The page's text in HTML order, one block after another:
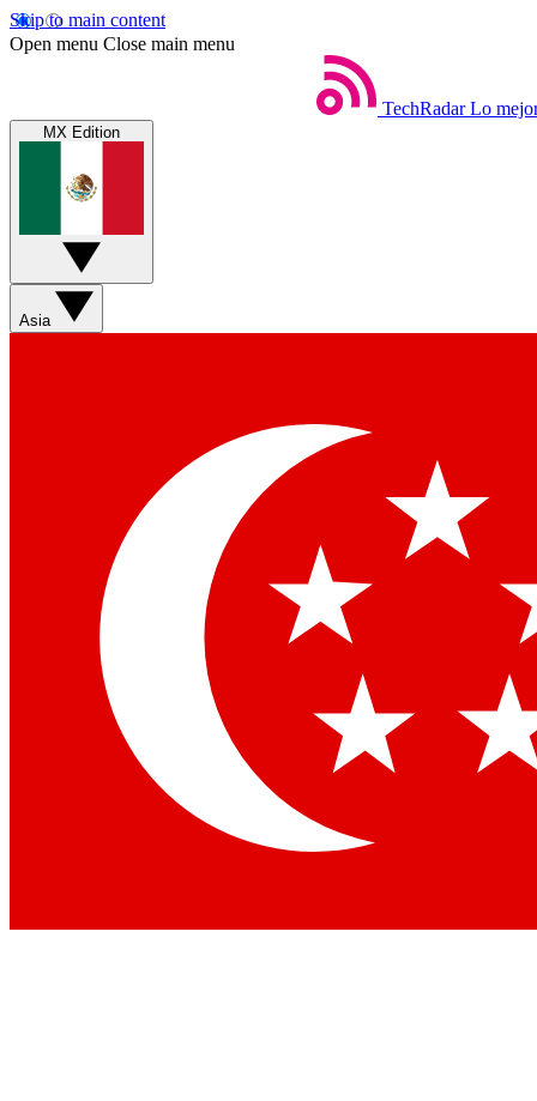
Skip to main content
Open menu Close main menu
TechRadar Lo
MX Edition
Asia